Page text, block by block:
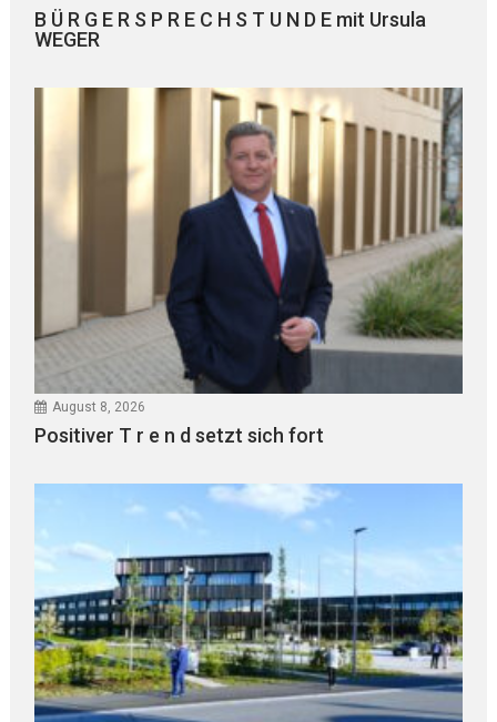
B Ü R G E R S P R E C H S T U N D E mit Ursula
WEGER
August 8, 2026
Positiver T r e n d setzt sich fort